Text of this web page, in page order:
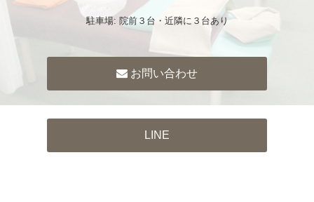
駐車場: 院前３台・近隣に３台あり
お問い合わせ
LINE